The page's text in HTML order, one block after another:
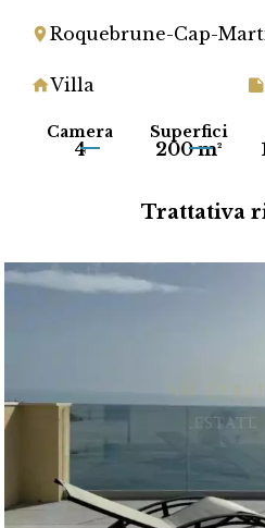
Roquebrune-Cap-
Villa
Camera
4
Superfici
200 m²
Trattativa